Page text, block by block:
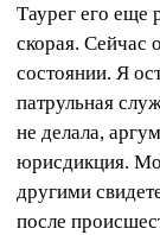
Таурег его еще
скорая. Сейчас
состоянии. Я
патрульная
не делала,
юрисдикция.
другими
после